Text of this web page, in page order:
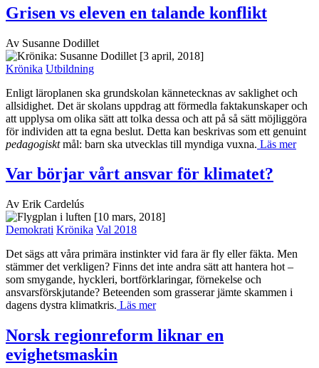
Grisen vs eleven en talande konflikt
Av Susanne Dodillet
[3 april, 2018]
Krönika Utbildning
Enligt läroplanen ska grundskolan kännetecknas av saklighet och
allsidighet. Det är skolans uppdrag att förmedla faktakunskaper och
att upplysa om olika sätt att tolka dessa och att på så sätt möjliggöra
för individen att ta egna beslut. Detta kan beskrivas som ett genuint
pedagogisktmål: barn ska utvecklas till myndiga vuxna. Läs mer
Var börjar vårt ansvar för klimatet?
Av Erik Cardelús
[10 mars, 2018]
Demokrati Krönika Val 2018
Det sägs att våra primära instinkter vid fara är fly eller fäkta. Men
stämmer det verkligen? Finns det inte andra sätt att hantera hot –
som smygande, hyckleri, bortförklaringar, förnekelse och
ansvarsförskjutande? Beteenden som grasserar jämte skammen i
dagens dystra klimatkris. Läs mer
Norsk regionreform liknar en
evighetsmaskin